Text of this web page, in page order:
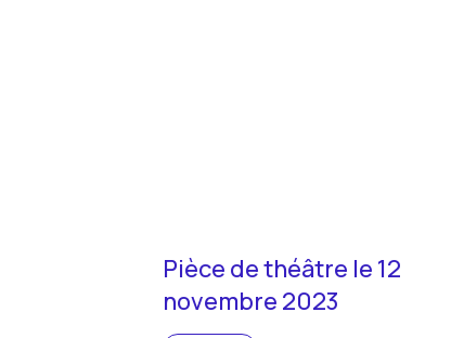
Pièce de théâtre le 12
novembre 2023